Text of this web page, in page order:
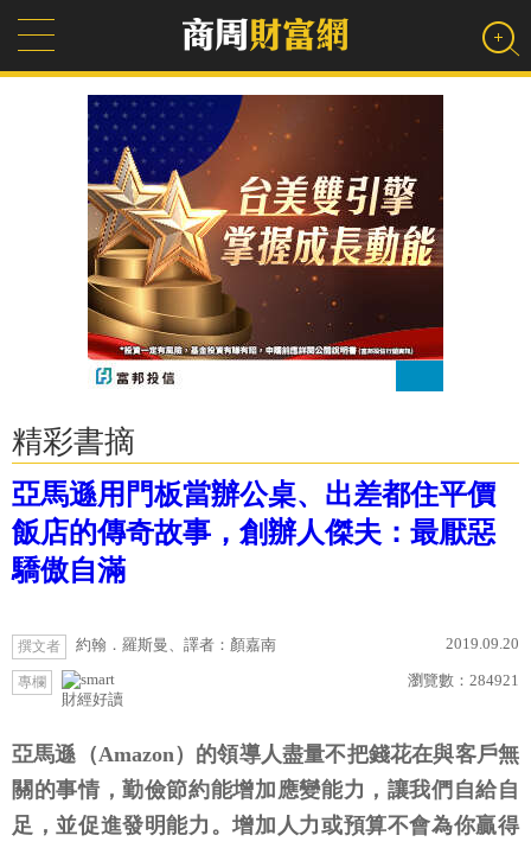
精彩書摘
亞馬遜用門板當辦公桌、出差都住平價
飯店的傳奇故事，創辦人傑夫：最厭惡
驕傲自滿
撰文者 約翰．羅斯曼、譯者：顏嘉南 2019.09.20
專欄
財經好讀
瀏覽數： 284921
亞馬遜（Amazon）的領導人盡量不把錢花在與客戶無
關的事情，勤儉節約能增加應變能力，讓我們自給自
足，並促進發明能力。增加人力或預算不會為你贏得